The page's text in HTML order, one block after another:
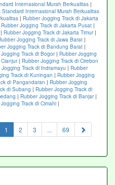
Internasional Murah Berkualitas |
Internasional Murah Berkualitas
| Rubber Jogging Track di Jakarta
Rubber Jogging Track di Jakarta Pusat |
| Rubber Jogging Track di Jakarta Timur|
Jogging Track di Jawa Barat |
Jogging Track di Bandung Barat |
Track di Bogor| Rubber Jogging
| Rubber Jogging Track di Cirebon
Jogging Track di Indramayu | Rubber
Track di Kuningan | Rubber Jogging
di Pangandaran | Rubber Jogging
di Subang | Rubber Jogging Track di
| Rubber Jogging Track di Banjar|
Track di Cimahi |
1 (current)
2 3 ... 69